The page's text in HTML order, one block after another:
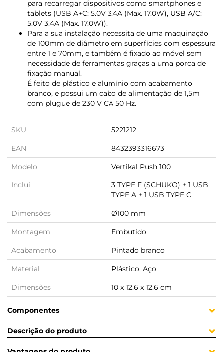
para recarregar dispositivos como smartphones e
tablets (USB A+C: 5.0V 3.4A (Max. 17.0W), USB A/C:
5.0V 3.4A (Max. 17.0W)).
Para a sua instalação necessita de uma maquinação
de 100mm de diâmetro em superfícies com espessura
entre 1 e 70mm, e também é fixado ao móvel sem
necessidade de ferramentas graças a uma porca de
fixação manual.
É feito de plástico e alumínio com acabamento
branco, e possui um cabo de alimentação de 1,5m
com plugue de 230 V CA 50 Hz.
SKU 5221212
EAN 8432393316673
Modelo Vertikal Push 100
Inclui
3 TYPE F (SCHUKO) + 1 USB
TYPE A + 1 USB TYPE C
Dimensões Ø100 mm
Montagem Embutido
Acabamento Pintado branco
Material Plástico, Aço
Dimensões 10 x 12.6 x 12.6 cm
Componentes
Descrição do produto